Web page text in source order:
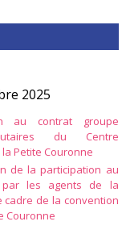
2025
au contrat groupe
du Centre
Petite Couronne
de la participation au
par les agents de la
cadre de la convention
Couronne